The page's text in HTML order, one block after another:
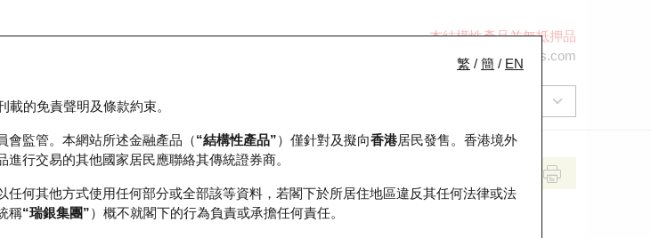
本結構性產品並無抵押品
ol-hkwarrants@ubs.com
瑞銀輪證教室
繁 / 簡 / EN
載的免責聲明及條款約束。
會監管。本網站所述金融產品（“結構性產品”）僅針對及擬向香港居民發售。香港境外
行交易的其他國家居民應聯絡其傳統證券商。
何其他方式使用任何部分或全部該等資料，若閣下於所居住地區違反其任何法律或法
稱“瑞銀集團”）概不就閣下的行為負責或承擔任何責任。